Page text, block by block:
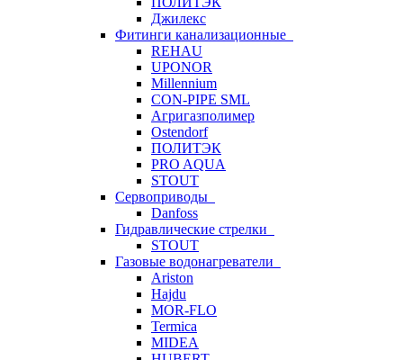
Джилекс
Фитинги канализационные
REHAU
UPONOR
Millennium
CON-PIPE SML
Агригазполимер
Ostendorf
ПОЛИТЭК
PRO AQUA
STOUT
Сервоприводы
Danfoss
Гидравлические стрелки
STOUT
Газовые водонагреватели
Ariston
Hajdu
MOR-FLO
Termica
MIDEA